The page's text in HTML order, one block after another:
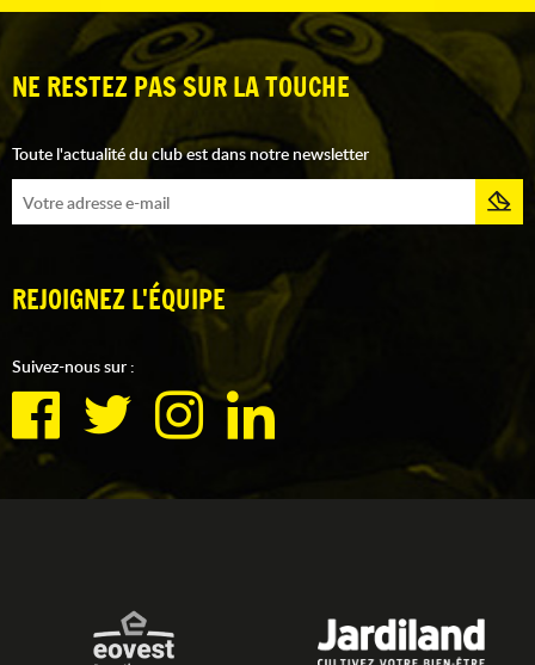
NE RESTEZ PAS SUR LA TOUCHE
Toute l'actualité du club est dans notre newsletter
REJOIGNEZ L'ÉQUIPE
Suivez-nous sur :